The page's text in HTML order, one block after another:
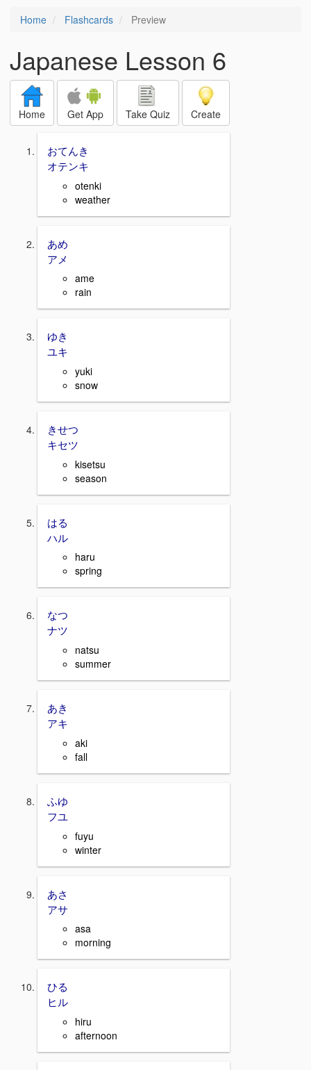
Home Flashcards Preview
Japanese Lesson 6
Home Get App Take Quiz Create
おてんき
オテンキ
otenki
weather
あめ
アメ
ame
rain
ゆき
ユキ
yuki
snow
きせつ
キセツ
kisetsu
season
はる
ハル
haru
spring
なつ
ナツ
natsu
summer
あき
アキ
aki
fall
ふゆ
フユ
fuyu
winter
あさ
アサ
asa
morning
ひる
ヒル
hiru
afternoon